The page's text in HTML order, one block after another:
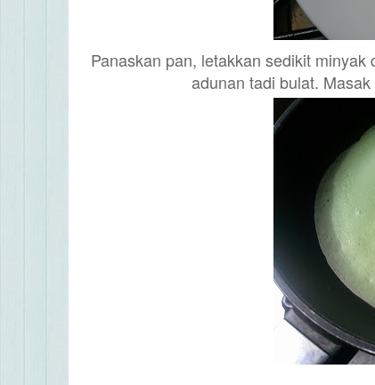
Panaskan pan, letakkan sedikit
adunan tadi bulat.